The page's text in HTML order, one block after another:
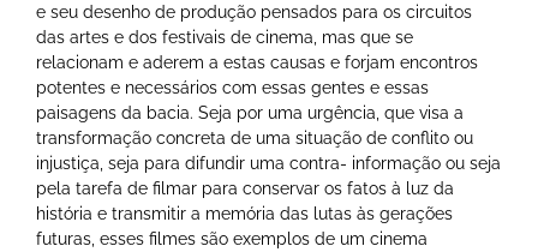
e seu desenho de produção pensados para os circuitos
das artes e dos festivais de cinema, mas que se
relacionam e aderem a estas causas e forjam encontros
potentes e necessários com essas gentes e essas
paisagens da bacia. Seja por uma urgência, que visa a
transformação concreta de uma situação de conflito ou
injustiça, seja para difundir uma contra- informação ou seja
pela tarefa de filmar para conservar os fatos à luz da
história e transmitir a memória das lutas às gerações
futuras, esses filmes são exemplos de um cinema